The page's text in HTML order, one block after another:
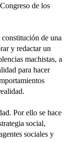
de los
de una
y redactar un
machistas, a
para hacer
Por ello se hace
social,
sociales y